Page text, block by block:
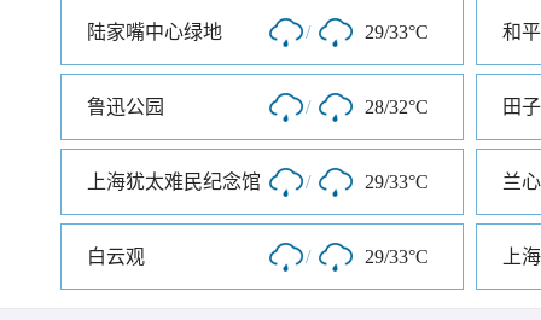
陆家嘴中心绿地 / 29/33°C 和
鲁迅公园 / 28/32°C 田
上海犹太难民纪念馆 / 29/33°C 兰
白云观 / 29/33°C 上